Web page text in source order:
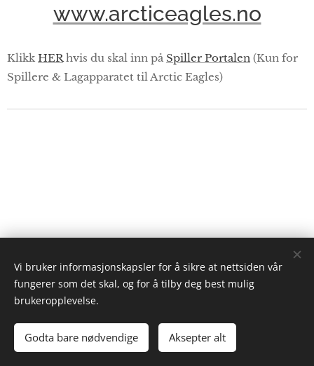
www.arcticeagles.no
Klikk HERhvis du skal inn på Spiller Portalen (Kun for
Spillere & Lagapparatet til Arctic Eagles)
Copyright © 2026 Narvik Ishockeyklubb
Nettside laget av
Stig-Magne Olsen Informasjonskapsler
Vi bruker informasjonskapsler for å sikre at nettsiden vår
fungerer som det skal, og for å tilby deg best mulig
brukeropplevelse.
Godta bare nødvendige Aksepter alt